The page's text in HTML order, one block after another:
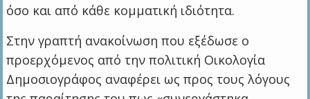
όσο και από κάθε κομματική ιδιότητα.
Στην γραπτή ανακοίνωση που εξέδωσε ο
προερχόμενος από την πολιτική Οικολογία
Δημοσιογράφος αναφέρει ως προς τους λόγους